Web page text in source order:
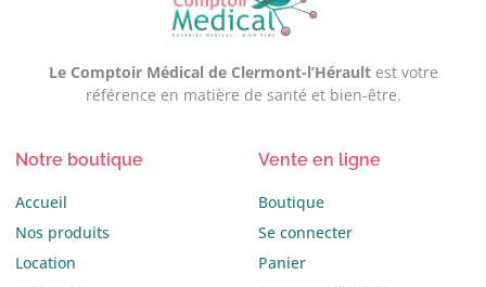
Le Comptoir Médical de Clermont-l’Héraultest votre
référence en matière de santé et bien-être.
Notre boutique
Accueil
Nos produits
Location
Vente en ligne
Boutique
Se connecter
Panier